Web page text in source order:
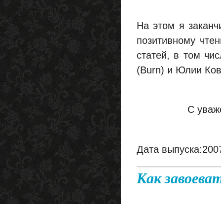
На этом я
позитивному
статей, в том
(Burn) и Юлии
С
Дата
Как